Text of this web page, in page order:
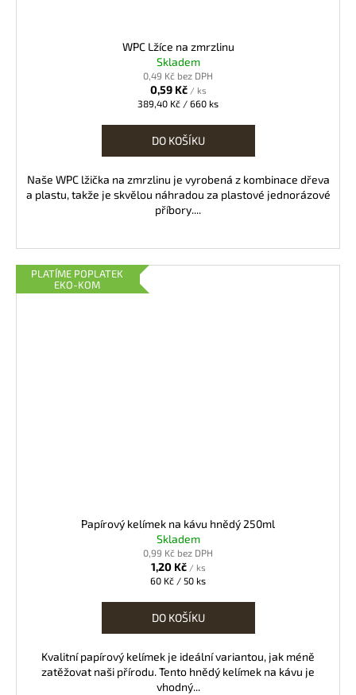
WPC Lžíce na zmrzlinu
Skladem
0,49 Kč bez DPH
0,59 Kč / ks
Měrná
389,40 Kč / 660 ks
DO KOŠÍKU
Naše WPC lžička na zmrzlinu je vyrobená z kombinace dřeva
a plastu, takže je skvělou náhradou za plastové jednorázové
příbory....
PLATÍME POPLATEK
EKO-KOM
Papírový kelímek na kávu hnědý 250ml
Skladem
0,99 Kč bez DPH
1,20 Kč / ks
Měrná
60 Kč / 50 ks
DO KOŠÍKU
Kvalitní papírový kelímek je ideální variantou, jak méně
zatěžovat naši přírodu. Tento hnědý kelímek na kávu je
vhodný...